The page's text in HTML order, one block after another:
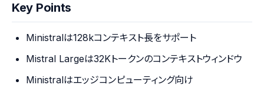
Key Points
Ministralは128kコンテキスト長をサポート
Mistral Largeは32Kトークンのコンテキストウィンドウ
Ministralはエッジコンピューティング向け